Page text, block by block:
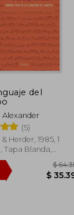
dcto.
del
Alexander
(5)
Herder, 1985, 1
Tapa Blanda,